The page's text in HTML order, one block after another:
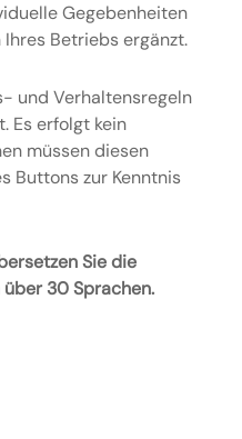
Gegebenheiten
Betriebs ergänzt.
und Verhaltensregeln
Es erfolgt kein
müssen diesen
Buttons zur Kenntnis
Sie die
30 Sprachen.